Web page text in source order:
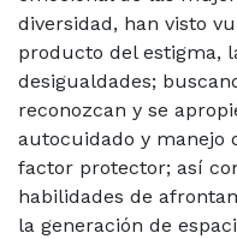
diversidad, han visto
producto del estigma,
desigualdades;
reconozcan y se
autocuidado y manejo
factor protector; así
habilidades de
la generación de